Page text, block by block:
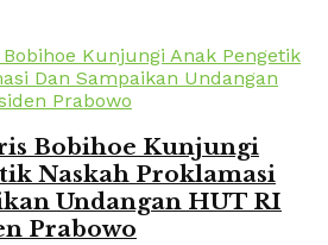
Bobihoe Kunjungi
Naskah Proklamasi
Undangan HUT RI
Prabowo